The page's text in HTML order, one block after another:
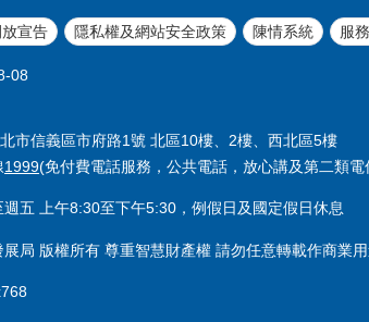
宣告 隱私權及網站安全政策 陳情系統 服
08
市信義區市府路1號 北區10樓、2樓、西北區5樓
1999(免付費電話服務，公共電話，放心講及第二類
五 上午8:30至下午5:30，例假日及國定假日休息
局 版權所有 尊重智慧財產權 請勿任意轉載作商業